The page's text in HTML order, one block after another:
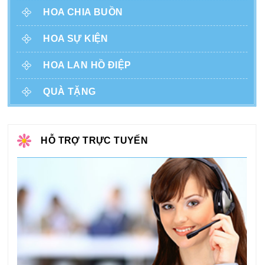
HOA CHIA BUỒN
HOA SỰ KIỆN
HOA LAN HỒ ĐIỆP
QUÀ TẶNG
HỖ TRỢ TRỰC TUYẾN